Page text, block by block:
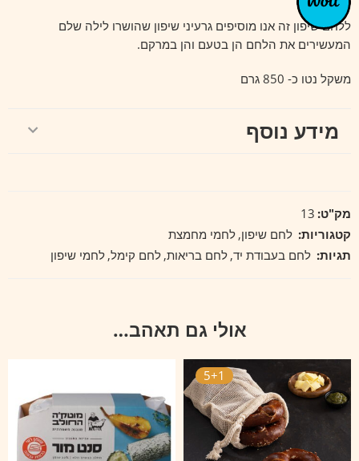
ללחם שיפון זה אנו מוסיפים גרעיני שיפון שהושרו לילה שלם
המעשירים את הלחם הן בטעם והן במרקם.
משקל נטו כ- 850 גרם
מידע נוסף
מק"ט: 13
קטגוריות: לחם שיפון, לחמי מחמצת
תגיות: לחם בעבודת יד, לחם בריאות, לחם קימל, לחמי שיפון
אולי גם תאהב…
5+1